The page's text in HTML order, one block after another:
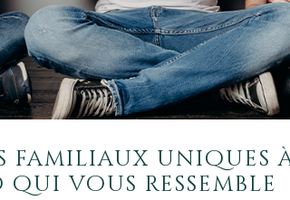
uniques à
vous ressemble